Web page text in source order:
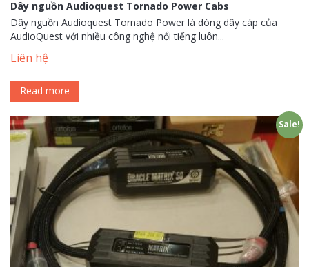
Dây nguồn Audioquest Tornado Power Cabs
Dây nguồn Audioquest Tornado Power là dòng dây cáp của
AudioQuest với nhiều công nghệ nổi tiếng luôn...
Liên hệ
Read more
Sale!